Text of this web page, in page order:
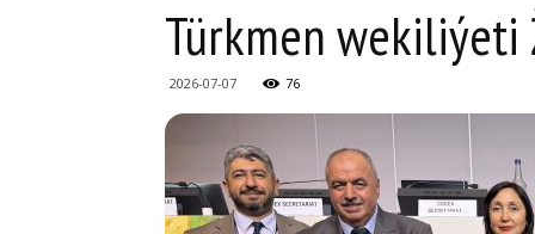
Türkmen wekiliýeti
2026-07-07 76